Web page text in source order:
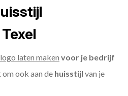
logo laten maken voor je bedrijf
om ook aan de huisstijl van je